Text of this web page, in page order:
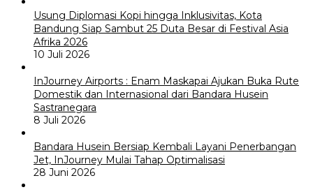
Usung Diplomasi Kopi hingga Inklusivitas, Kota
Bandung Siap Sambut 25 Duta Besar di Festival Asia
Afrika 2026
10 Juli 2026
InJourney Airports : Enam Maskapai Ajukan Buka Rute
Domestik dan Internasional dari Bandara Husein
Sastranegara
8 Juli 2026
Bandara Husein Bersiap Kembali Layani Penerbangan
Jet, InJourney Mulai Tahap Optimalisasi
28 Juni 2026